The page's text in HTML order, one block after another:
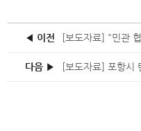
◀ 이전 [보도자료] "민관
다음 ▶ [보도자료] 포항시